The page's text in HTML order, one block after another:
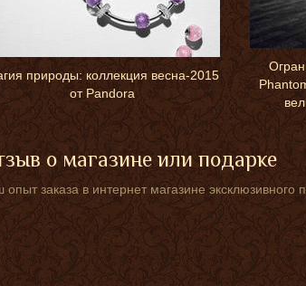
природы: коллекция весна-2015
от Pandora
о магазине или подарке
опыт заказа в интернет магазине эксклюзивного